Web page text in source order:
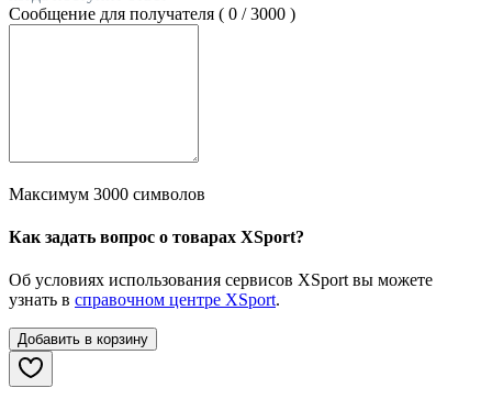
Сообщение для получателя ( 0 /3000 )
Максимум 3000 символов
Как задать вопрос о товарах XSport?
Об условиях использования сервисов XSport вы можете
узнать в справочном центре XSport.
Добавить в корзину